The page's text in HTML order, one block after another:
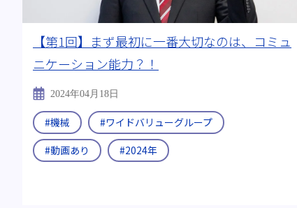
【第1回】まず最初に一番大切なのは、コミュ
ニケーション能力？！
2024年04月18日
#機械
#ワイドバリューグループ
#動画あり
#2024年